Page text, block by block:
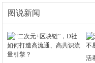
图说新闻
活